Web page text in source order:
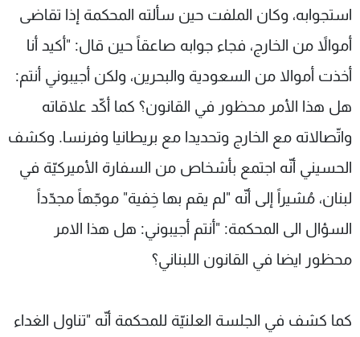
استجوابه، وكان الملفت حين سألته المحكمة إذا تقاضى
أموالاً من الخارج، فجاء جوابه صاعقاً حين قال: "أكيد أنا
أخذت أموالا من السعودية والبحرين، ولكن أجيبوني أنتم:
هل هذا الأمر محظور في القانون؟ كما أكّد علاقاته
واتّصالاته مع الخارج وتحديدا مع بريطانيا وفرنسا. وكشف
الحسيني أنّه اجتمع بأشخاص من السفارة الأميركيّة في
لبنان، مُشيراً إلى أنّه "لم يقم بها خِفية" موجّهاً مجدّداً
السؤال الى المحكمة: "أنتم أجيبوني: هل هذا الامر
محظور ايضا في القانون اللبناني؟
كما كشف في الجلسة العلنيّة للمحكمة أنّه "تناول الغداء